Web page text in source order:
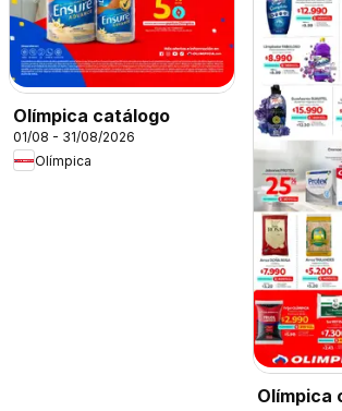
Olímpica catálogo
01/08 - 31/08/2026
Olímpica
Olímpica